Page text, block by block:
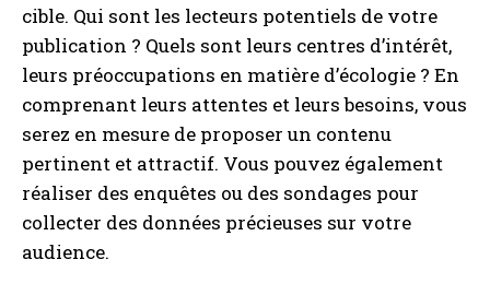
cible. Qui sont les lecteurs potentiels de votre
publication ? Quels sont leurs centres d’intérêt,
leurs préoccupations en matière d’écologie ? En
comprenant leurs attentes et leurs besoins, vous
serez en mesure de proposer un contenu
pertinent et attractif. Vous pouvez également
réaliser des enquêtes ou des sondages pour
collecter des données précieuses sur votre
audience.